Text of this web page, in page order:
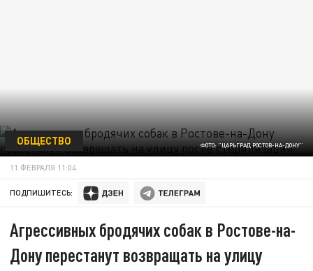
ФОТО: "ЦАРЬГРАД РОСТОВ-НА-ДОНУ"
ОБЩЕСТВО
11 ФЕВРАЛЯ 11:04
ПОДПИШИТЕСЬ:
Агрессивных бродячих собак в Ростове-на-
Дону перестанут возвращать на улицу